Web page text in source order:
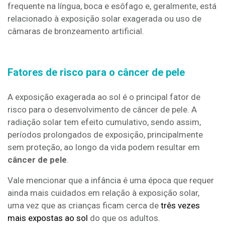
frequente na língua, boca e esôfago e, geralmente, está
relacionado à exposição solar exagerada ou uso de
câmaras de bronzeamento artificial.
Fatores de risco para o câncer de pele
A exposição exagerada ao sol é o principal fator de
risco para o desenvolvimento de câncer de pele. A
radiação solar tem efeito cumulativo, sendo assim,
períodos prolongados de exposição, principalmente
sem proteção, ao longo da vida podem resultar em
câncer de pele.
Vale mencionar que a infância é uma época que requer
ainda mais cuidados em relação à exposição solar,
uma vez que as crianças ficam cerca de três vezes
mais expostas ao sol do que os adultos.